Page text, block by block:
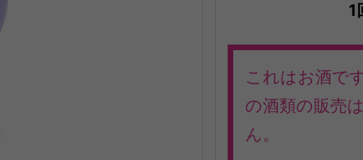
1
これはお酒で
の酒類の販売
ん。